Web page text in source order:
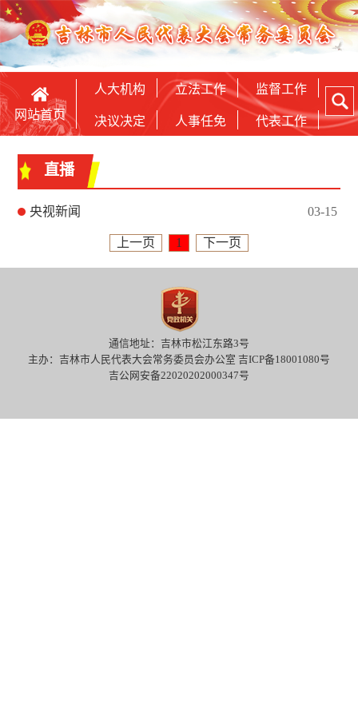
网站首页
人大机构 立法工作 监督工作
决议决定 人事任免 代表工作
直播
央视新闻 03-15
上一页 1 下一页
通信地址：吉林市松江东路3号
主办：吉林市人民代表大会常务委员会办公室 吉ICP备18001080号
吉公网安备22020202000347号